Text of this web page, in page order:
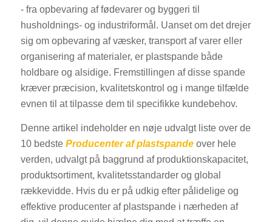
- fra opbevaring af fødevarer og byggeri til
husholdnings- og industriformål. Uanset om det drejer
sig om opbevaring af væsker, transport af varer eller
organisering af materialer, er plastspande både
holdbare og alsidige. Fremstillingen af disse spande
kræver præcision, kvalitetskontrol og i mange tilfælde
evnen til at tilpasse dem til specifikke kundebehov.
Denne artikel indeholder en nøje udvalgt liste over de
10 bedste Producenter af plastspandeover hele
verden, udvalgt på baggrund af produktionskapacitet,
produktsortiment, kvalitetsstandarder og global
rækkevidde. Hvis du er på udkig efter pålidelige og
effektive producenter af plastspande i nærheden af